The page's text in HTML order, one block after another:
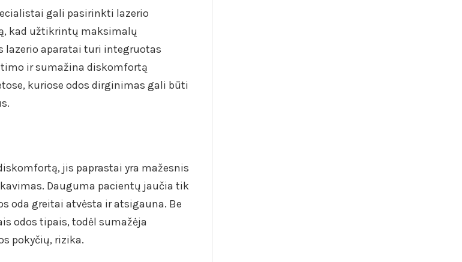
gali pasirinkti lazerio
kad užtikrintų maksimalų
lazerio aparatai turi integruotas
ir sumažina diskomfortą
kuriose odos dirginimas gali būti
jis paprastai yra mažesnis
Dauguma pacientų jaučia tik
oda greitai atvėsta ir atsigauna. Be
odos tipais, todėl sumažėja
pokyčių, rizika.